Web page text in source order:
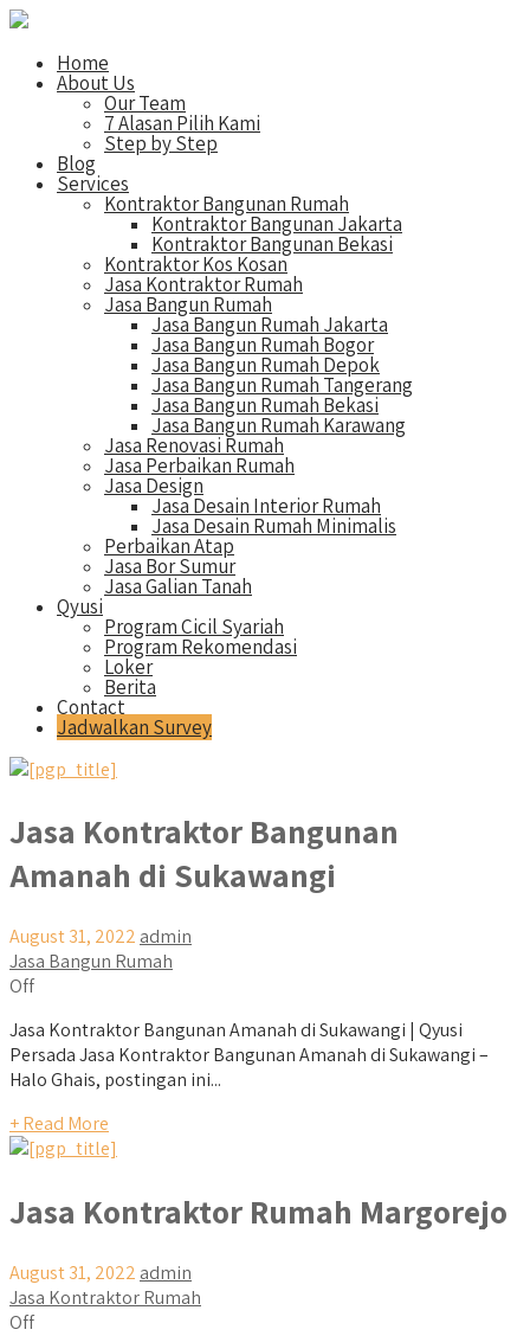
Home
About Us
Our Team
7 Alasan Pilih Kami
Step by Step
Blog
Services
Kontraktor Bangunan Rumah
Kontraktor Bangunan Jakarta
Kontraktor Bangunan Bekasi
Kontraktor Kos Kosan
Jasa Kontraktor Rumah
Jasa Bangun Rumah
Jasa Bangun Rumah Jakarta
Jasa Bangun Rumah Bogor
Jasa Bangun Rumah Depok
Jasa Bangun Rumah Tangerang
Jasa Bangun Rumah Bekasi
Jasa Bangun Rumah Karawang
Jasa Renovasi Rumah
Jasa Perbaikan Rumah
Jasa Design
Jasa Desain Interior Rumah
Jasa Desain Rumah Minimalis
Perbaikan Atap
Jasa Bor Sumur
Jasa Galian Tanah
Qyusi
Program Cicil Syariah
Program Rekomendasi
Loker
Berita
Contact
Jadwalkan Survey
Jasa Kontraktor Bangunan
Amanah di Sukawangi
August 31, 2022 admin
Jasa Bangun Rumah
Off
Jasa Kontraktor Bangunan Amanah di Sukawangi | Qyusi
Persada Jasa Kontraktor Bangunan Amanah di Sukawangi –
Halo Ghais, postingan ini...
+ Read More
Jasa Kontraktor Rumah Margorejo
August 31, 2022 admin
Jasa Kontraktor Rumah
Off